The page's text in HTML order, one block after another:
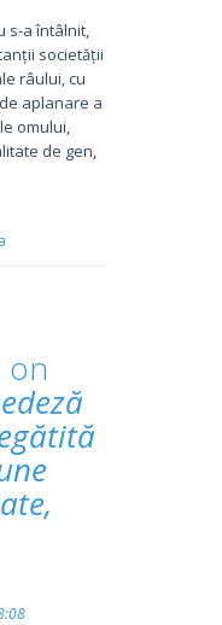
s-a întâlnit,
societății
râului, cu
aplanare a
omului,
de gen,
on